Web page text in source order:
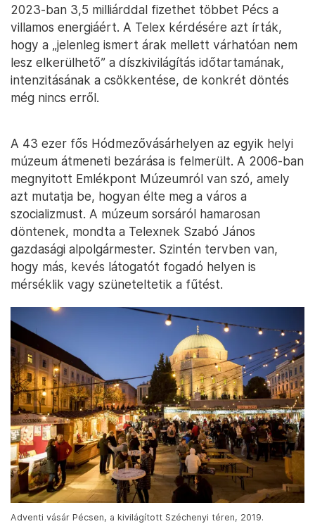
2023-ban 3,5 milliárddal fizethet többet Pécs a
villamos energiáért. A Telex kérdésére azt írták,
hogy a „jelenleg ismert árak mellett várhatóan nem
lesz elkerülhető” a díszkivilágítás időtartamának,
intenzitásának a csökkentése, de konkrét döntés
még nincs erről.
A 43 ezer fős Hódmezővásárhelyen az egyik helyi
múzeum átmeneti bezárása is felmerült. A 2006-ban
megnyitott Emlékpont Múzeumról van szó, amely
azt mutatja be, hogyan élte meg a város a
szocializmust. A múzeum sorsáról hamarosan
döntenek, mondta a Telexnek Szabó János
gazdasági alpolgármester. Szintén tervben van,
hogy más, kevés látogatót fogadó helyen is
mérséklik vagy szüneteltetik a fűtést.
Adventi vásár Pécsen, a kivilágított Széchenyi téren, 2019.